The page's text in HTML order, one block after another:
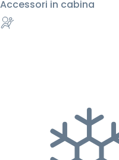
Accessori in cabina